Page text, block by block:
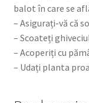
balot în care se
– Asigurați-vă că
– Scoateți
– Acoperiți cu
– Udați planta